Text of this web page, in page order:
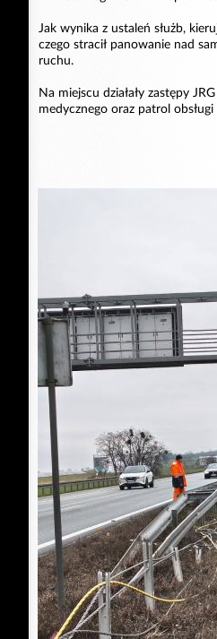
Jak wynika z ustaleń służb,
czego stracił panowanie nad
ruchu.
Na miejscu działały zastępy
medycznego oraz patrol